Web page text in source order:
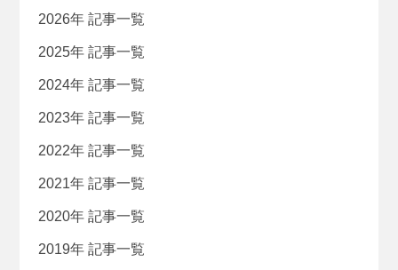
2026年 記事一覧
2025年 記事一覧
2024年 記事一覧
2023年 記事一覧
2022年 記事一覧
2021年 記事一覧
2020年 記事一覧
2019年 記事一覧